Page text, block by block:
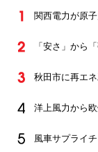
関西電力が原
「安さ」から
秋田市に再エ
洋上風力から
風車サプライ